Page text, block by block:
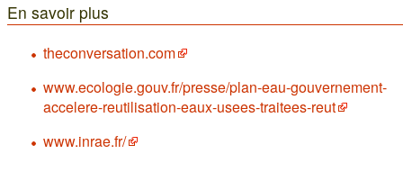
En savoir plus
theconversation.com
www.ecologie.gouv.fr/presse/plan-eau-gouvernement-
accelere-reutilisation-eaux-usees-traitees-reut
www.inrae.fr/